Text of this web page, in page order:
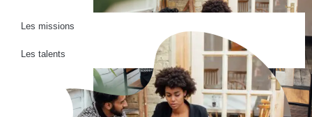
Les missions
Les talents